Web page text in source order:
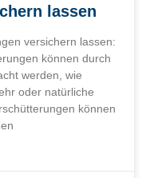
lassen
versichern lassen:
können durch
werden, wie
oder natürliche
können